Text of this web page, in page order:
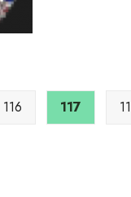
116 117